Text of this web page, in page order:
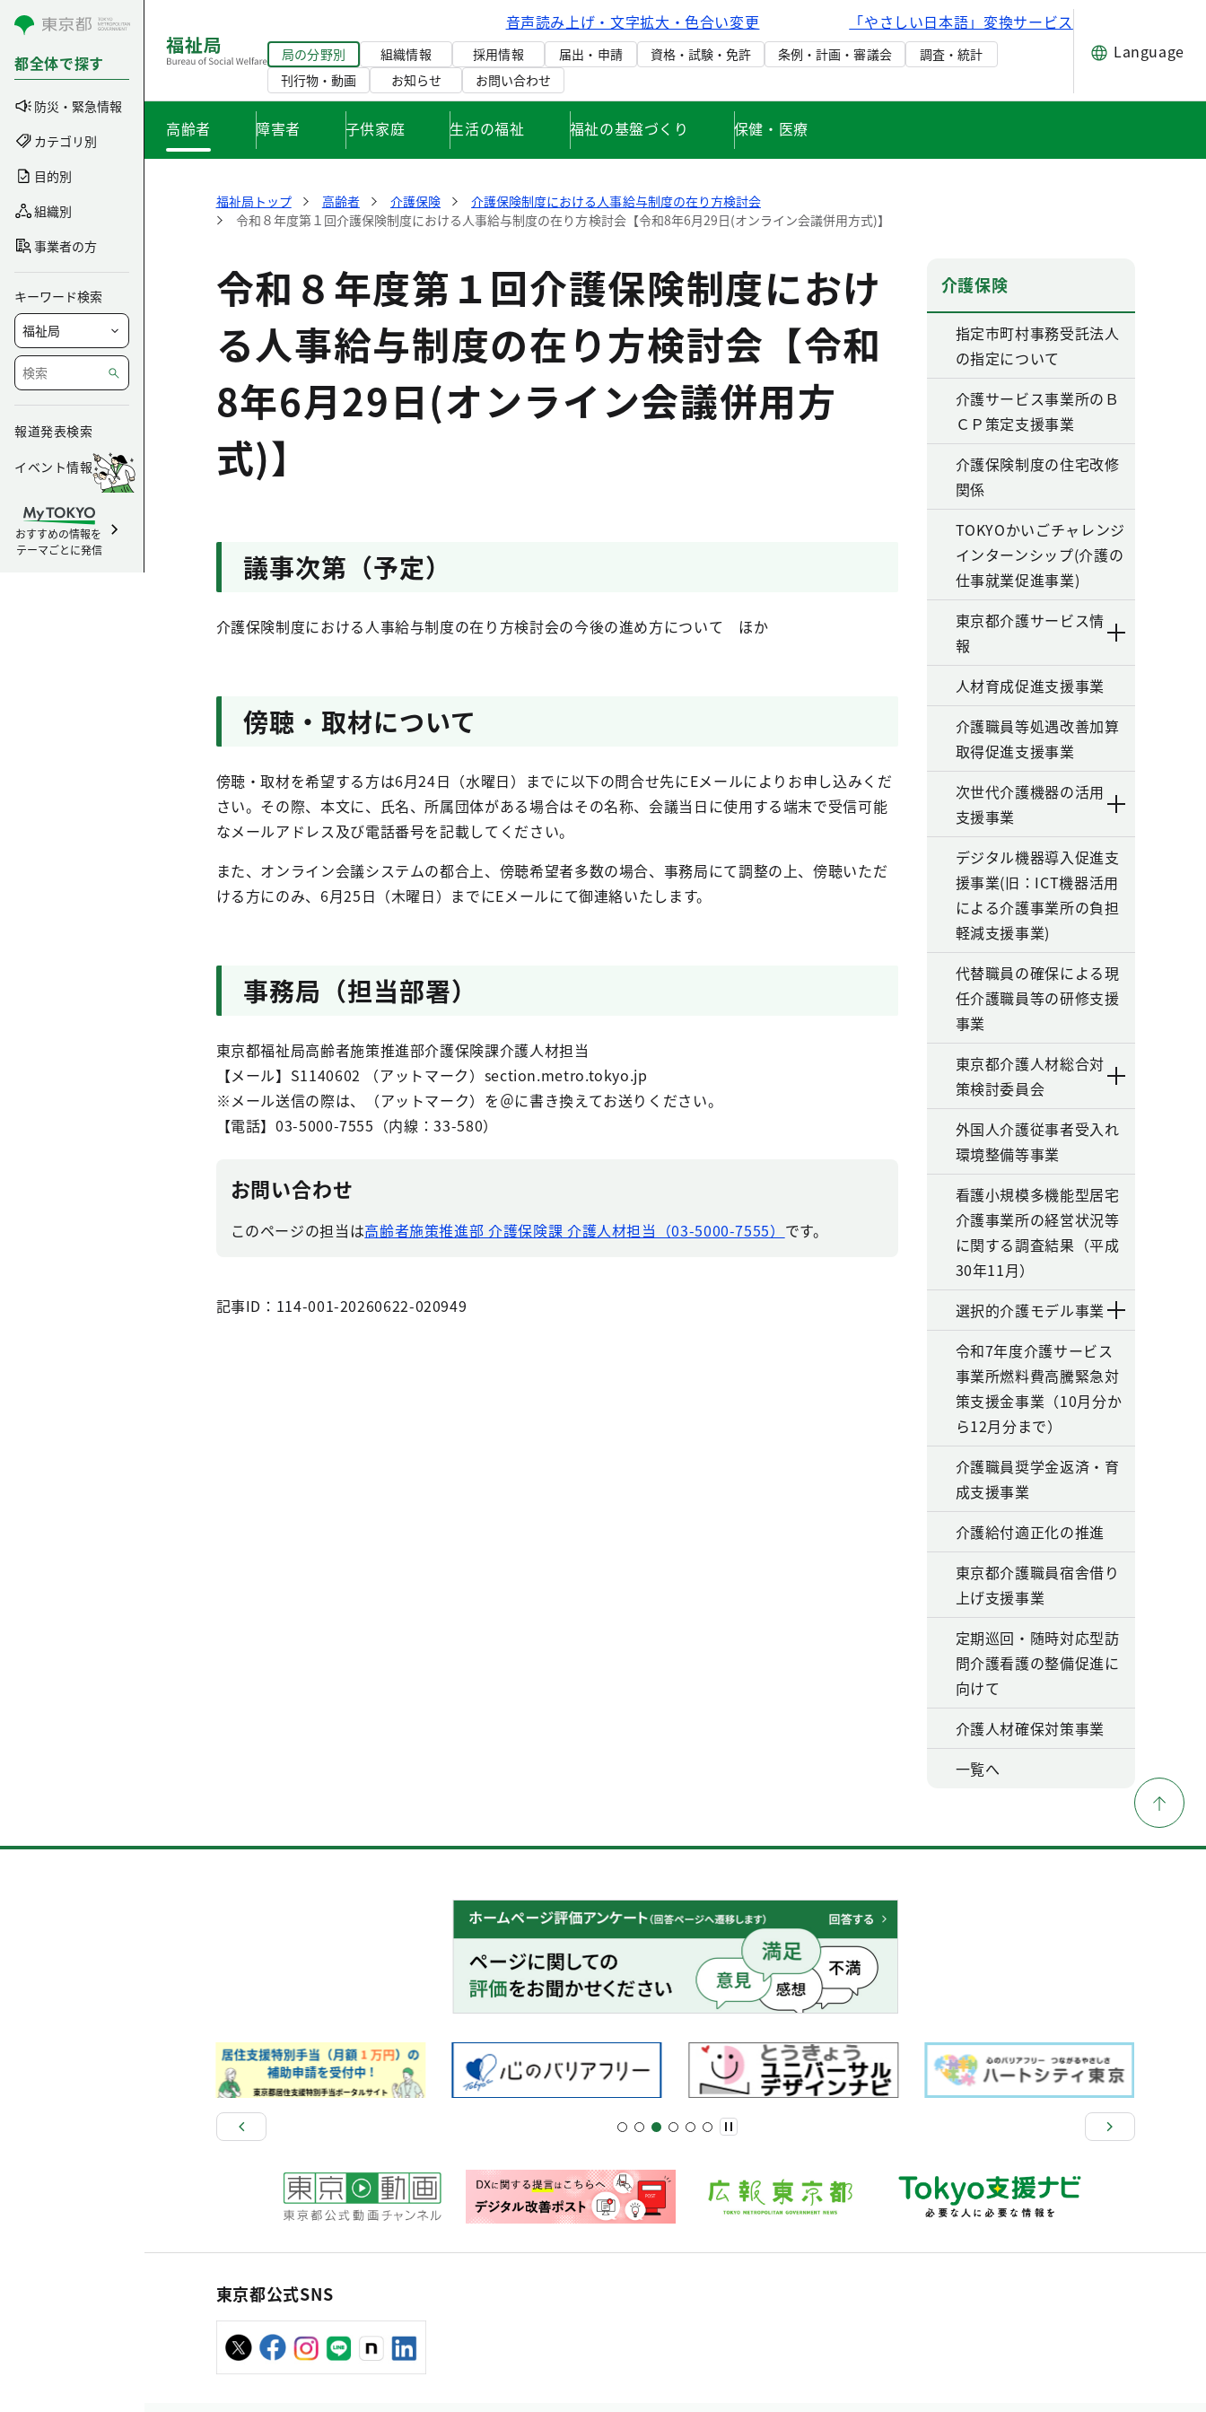
コンテンツにスキップ
都全体で探す
防災・緊急情報
カテゴリ別
目的別
組織別
事業者の方
キーワード検索
報道発表検索
イベント情報
おすすめの情報を
テーマごとに発信
音声読み上げ・文字拡大・色合い変更 「やさしい日本語」変換サービス
局の分野別 組織情報 採用情報 届出・申請 資格・試験・免許 条例・計画・審議会
調査・統計
刊行物・動画
お知らせ お問い合わせ
Language
高齢者 障害者 子供家庭 生活の福祉 福祉の基盤づくり 保健・医療
福祉局トップ 高齢者 介護保険
介護保険制度における人事給与制度の在り方検討会
令和８年度第１回介護保険制度における人事給与制度の在り方検討会【令和8年6月29日(オンライン会議併用方式)】
令和８年度第１回介護保険制度におけ
る人事給与制度の在り方検討会【令和
8年6月29日(オンライン会議併用方
式)】
議事次第（予定）
介護保険制度における人事給与制度の在り方検討会の今後の進め方について ほか
傍聴・取材について
傍聴・取材を希望する方は6月24日（水曜日）までに以下の問合せ先にEメールによりお申し込みくだ
さい。その際、本文に、氏名、所属団体がある場合はその名称、会議当日に使用する端末で受信可能
なメールアドレス及び電話番号を記載してください。
また、オンライン会議システムの都合上、傍聴希望者多数の場合、事務局にて調整の上、傍聴いただ
ける方にのみ、6月25日（木曜日）までにEメールにて御連絡いたします。
事務局（担当部署）
東京都福祉局高齢者施策推進部介護保険課介護人材担当
【メール】S1140602 （アットマーク）section.metro.tokyo.jp
※メール送信の際は、（アットマーク）を＠に書き換えてお送りください。
【電話】03-5000-7555（内線：33-580）
お問い合わせ
このページの担当は高齢者施策推進部 介護保険課 介護人材担当（03-5000-7555） です。
記事ID：114-001-20260622-020949
介護保険
指定市町村事務受託法人
の指定について
介護サービス事業所のＢ
ＣＰ策定支援事業
介護保険制度の住宅改修
関係
TOKYOかいごチャレンジ
インターンシップ(介護の
仕事就業促進事業)
東京都介護サービス情
報
人材育成促進支援事業
介護職員等処遇改善加算
取得促進支援事業
次世代介護機器の活用
支援事業
デジタル機器導入促進支
援事業(旧：ICT機器活用
による介護事業所の負担
軽減支援事業)
代替職員の確保による現
任介護職員等の研修支援
事業
東京都介護人材総合対
策検討委員会
外国人介護従事者受入れ
環境整備等事業
看護小規模多機能型居宅
介護事業所の経営状況等
に関する調査結果（平成
30年11月）
選択的介護モデル事業
令和7年度介護サービス
事業所燃料費高騰緊急対
策支援金事業（10月分か
ら12月分まで）
介護職員奨学金返済・育
成支援事業
介護給付適正化の推進
東京都介護職員宿舎借り
上げ支援事業
定期巡回・随時対応型訪
問介護看護の整備促進に
向けて
介護人材確保対策事業
一覧へ
東京都公式SNS